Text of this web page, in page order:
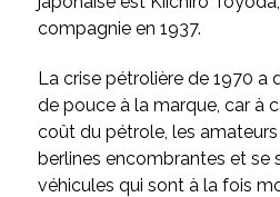
compagnie en 1937.
La crise pétrolière de 1970 a
de pouce à la marque, car à
coût du pétrole, les
berlines encombrantes et se
véhicules qui sont à la fois